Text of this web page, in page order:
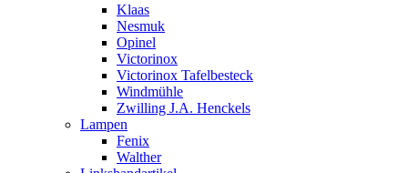
Klaas
Nesmuk
Opinel
Victorinox
Victorinox Tafelbesteck
Windmühle
Zwilling J.A. Henckels
Lampen
Fenix
Walther